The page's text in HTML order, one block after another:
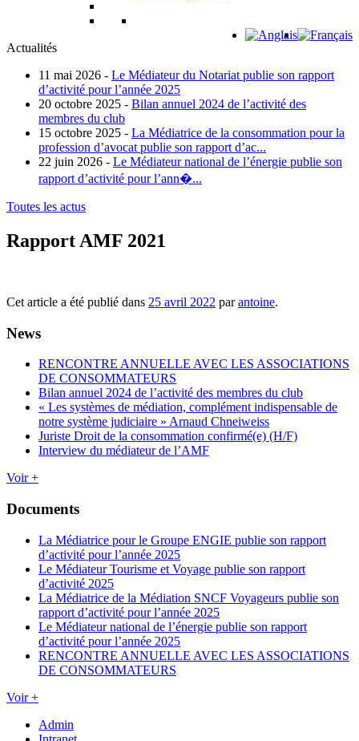
Actualités
11 mai 2026 - Le Médiateur du Notariat publie son rapport
d’activité pour l’année 2025
20 octobre 2025 - Bilan annuel 2024 de l’activité des
membres du club
15 octobre 2025 - La Médiatrice de la consommation pour la
profession d’avocat publie son rapport d’ac...
22 juin 2026 - Le Médiateur national de l’énergie publie son
rapport d’activité pour l’ann�...
Toutes les actus
Rapport AMF 2021
Cet article a été publié dans 25 avril 2022 parantoine.
News
RENCONTRE ANNUELLE AVEC LES ASSOCIATIONS
DE CONSOMMATEURS
Bilan annuel 2024 de l’activité des membres du club
« Les systèmes de médiation, complément indispensable de
notre système judiciaire » Arnaud Chneiweiss
Juriste Droit de la consommation confirmé(e) (H/F)
Interview du médiateur de l’AMF
Voir +
Documents
La Médiatrice pour le Groupe ENGIE publie son rapport
d’activité pour l’année 2025
Le Médiateur Tourisme et Voyage publie son rapport
d’activité 2025
La Médiatrice de la Médiation SNCF Voyageurs publie son
rapport d’activité pour l’année 2025
Le Médiateur national de l’énergie publie son rapport
d’activité pour l’année 2025
RENCONTRE ANNUELLE AVEC LES ASSOCIATIONS
DE CONSOMMATEURS
Voir +
Admin